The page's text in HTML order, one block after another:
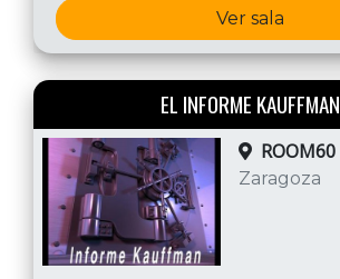
Ver sala
EL INFORME KAUFFMAN
ROOM60
Zaragoza